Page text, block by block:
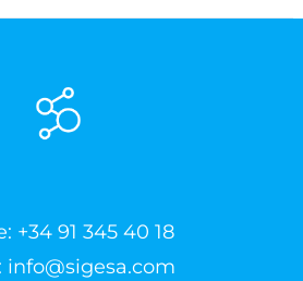
+34 91 345 40 18
info@sigesa.com